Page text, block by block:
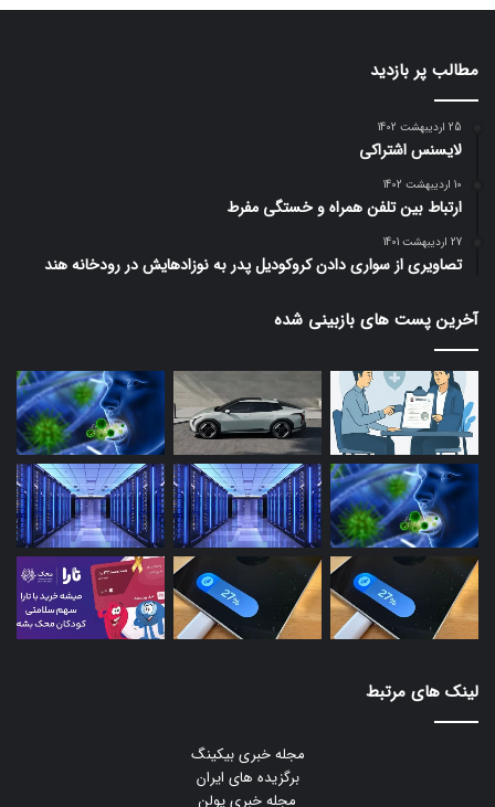
مطالب پر بازدید
25 اردیبهشت 1402
لایسنس اشتراکی
10 اردیبهشت 1402
ارتباط بین تلفن همراه و خستگی مفرط
27 اردیبهشت 1401
تصاویری از سواری دادن کروکودیل پدر به نوزادهایش در رودخانه هند
آخرین پست های بازبینی شده
لینک های مرتبط
مجله خبری بیکینگ
برگزیده های ایران
مجله خبری یولن